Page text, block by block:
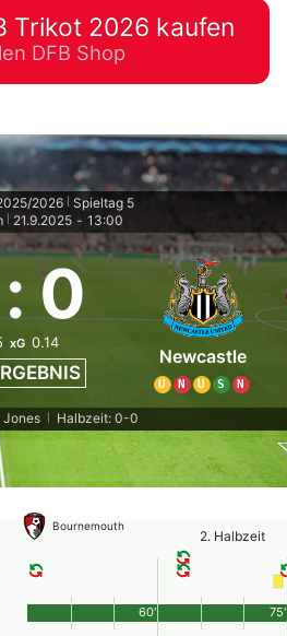
Excel – kostenlos
automatisch ausfüllen
Trikot 2026 kaufen
DFB Shop
2026
Spieltag 5
21.9.2025 - 13:00
:0
xG 0.14
Newcastle
U N U S N
Jones Halbzeit: 0-0
Bournemouth
2. Halbzeit
60' 75'